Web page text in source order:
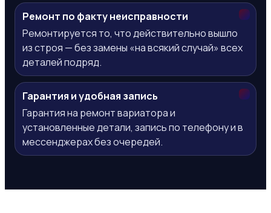
Ремонт по факту неисправности
Ремонтируется то, что действительно вышло
из строя — без замены «на всякий случай» всех
деталей подряд.
Гарантия и удобная запись
Гарантия на ремонт вариатора и
установленные детали, запись по телефону и в
мессенджерах без очередей.